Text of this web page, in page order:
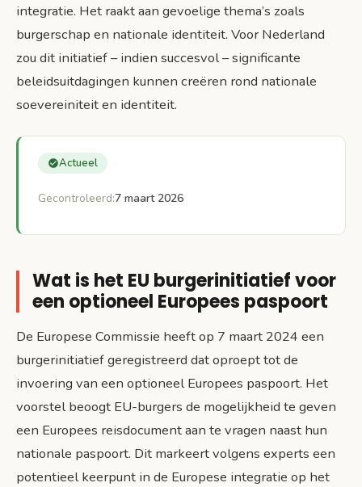
integratie. Het raakt aan gevoelige thema’s zoals
burgerschap en nationale identiteit. Voor Nederland
zou dit initiatief – indien succesvol – significante
beleidsuitdagingen kunnen creëren rond nationale
soevereiniteit en identiteit.
Actueel
Gecontroleerd:7 maart 2026
Wat is het EU burgerinitiatief voor
een optioneel Europees paspoort
De Europese Commissie heeft op 7 maart 2024 een
burgerinitiatief geregistreerd dat oproept tot de
invoering van een optioneel Europees paspoort. Het
voorstel beoogt EU-burgers de mogelijkheid te geven
een Europees reisdocument aan te vragen naast hun
nationale paspoort. Dit markeert volgens experts een
potentieel keerpunt in de Europese integratie op het